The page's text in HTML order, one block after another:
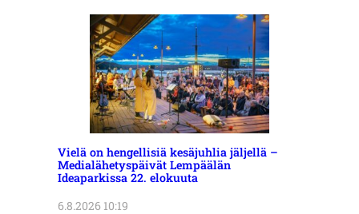
Vielä on hengellisiä kesäjuhlia jäljellä –
Medialähetyspäivät Lempäälän
Ideaparkissa 22. elokuuta
6.8.2026 10:19